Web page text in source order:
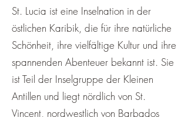
St. Lucia ist eine Inselnation in der
östlichen Karibik, die für ihre natürliche
Schönheit, ihre vielfältige Kultur und ihre
spannenden Abenteuer bekannt ist. Sie
ist Teil der Inselgruppe der Kleinen
Antillen und liegt nördlich von St.
Vincent, nordwestlich von Barbados